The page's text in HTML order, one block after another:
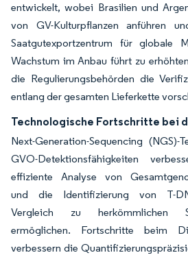
entwickelt, wobei Brasilien und
von GV-Kulturpflanzen anführen
Saatgutexportzentrum für globale
Wachstum im Anbau führt zu
die Regulierungsbehörden die
entlang der gesamten Lieferkette
Technologische Fortschritte bei
Next-Generation-Sequencing
GVO-Detektionsfähigkeiten
effiziente Analyse von
und die Identifizierung von T-
Vergleich zu herkömmlichen
ermöglichen. Fortschritte beim
verbessern die